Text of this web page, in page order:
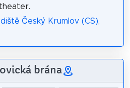
Český Krumlov (CS),
brána